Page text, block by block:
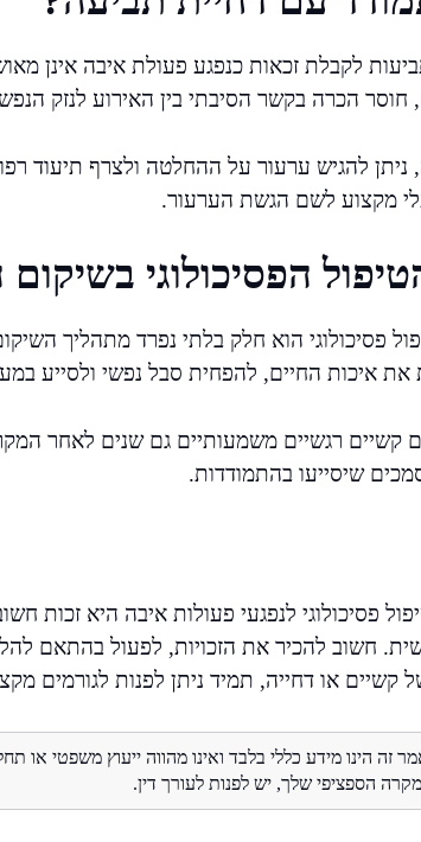
לקבלת זכאות כנפגע פעולת איבה אינן
הכרה בקשר הסיבתי בין האירוע לנזק
להגיש ערעור על ההחלטה ולצרף תיעוד
מקצוע לשם הגשת הערעור.
הפסיכולוגי בשיקום
פסיכולוגי הוא חלק בלתי נפרד מתהליך
איכות החיים, להפחית סבל נפשי ולסייע
קשיים רגשיים משמעותיים גם שנים לאחר
שיסייעו בהתמודדות.
פסיכולוגי לנפגעי פעולות איבה היא זכות
חשוב להכיר את הזכויות, לפעול בהתאם
קשיים או דחייה, תמיד ניתן לפנות לגורמים
זה הינו מידע כללי בלבד ואינו מהווה ייעוץ משפטי או
הספציפי שלך, יש לפנות לעורך דין.